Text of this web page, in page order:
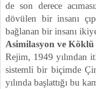
de son derece
dövülen bir insanı
bağlanan bir insanı
Asimilasyon ve
Rejim, 1949 yılından
sistemli bir biçimde
yılında başlattığı bu